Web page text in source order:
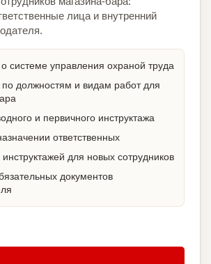
лица и внутренний
системе управления охраной труда
по должностям и видам работ для
и первичного инструктажа
ответственных
для новых сотрудников
документов